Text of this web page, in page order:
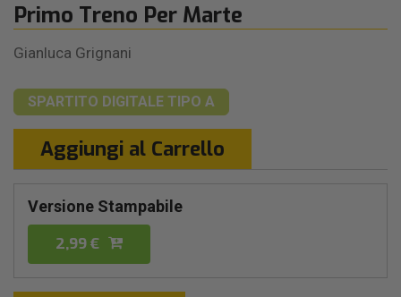
Primo Treno Per Marte
Gianluca Grignani
SPARTITO DIGITALE TIPO A
Aggiungi al Carrello
Versione Stampabile
2,99 €